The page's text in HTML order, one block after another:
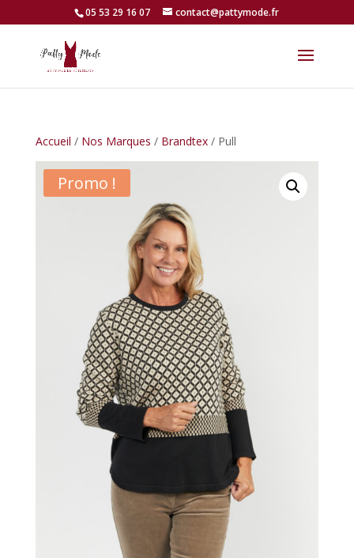
05 53 29 16 07 contact@pattymode.fr
Accueil / Nos Marques / Brandtex/ Pull
Promo !